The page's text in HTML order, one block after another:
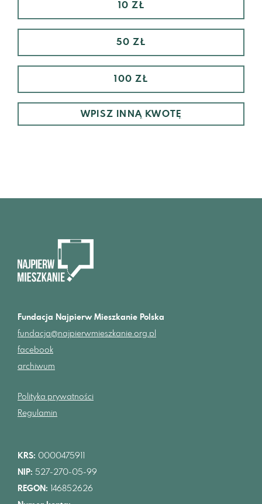
10 ZŁ
50 ZŁ
100 ZŁ
Fundacja Najpierw Mieszkanie Polska
fundacja@najpierwmieszkanie.org.pl
facebook
archiwum
Polityka prywatności
Regulamin
KRS: 0000475911
NIP: 527-270-05-99
REGON:
146852626